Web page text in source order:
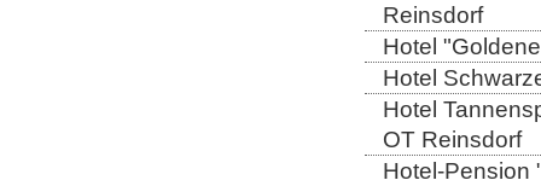
Reinsdorf
Hotel
Hotel
Hotel
OT Reinsdorf
Hotel-Pension